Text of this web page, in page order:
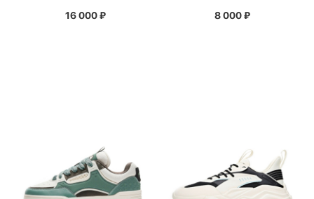
16 000₽ 8 000₽